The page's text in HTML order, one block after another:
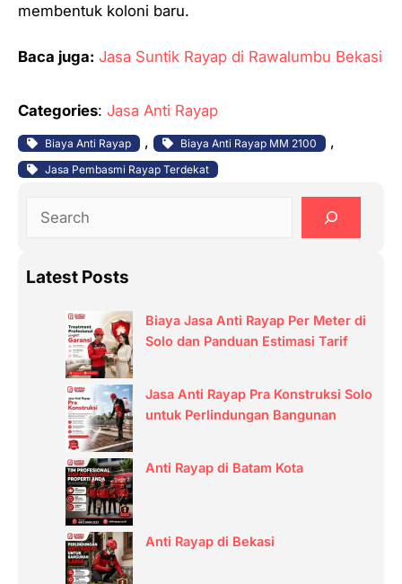
membentuk koloni baru.
Baca juga: Jasa Suntik Rayap di Rawalumbu Bekasi
Categories: Jasa Anti Rayap
Biaya Anti Rayap , Biaya Anti Rayap MM 2100 ,
Jasa Pembasmi Rayap Terdekat
r
Latest Posts
Biaya Jasa Anti Rayap Per Meter di
Solo dan Panduan Estimasi Tarif
Jasa Anti Rayap Pra Konstruksi Solo
untuk Perlindungan Bangunan
Anti Rayap di Batam Kota
Anti Rayap di Bekasi